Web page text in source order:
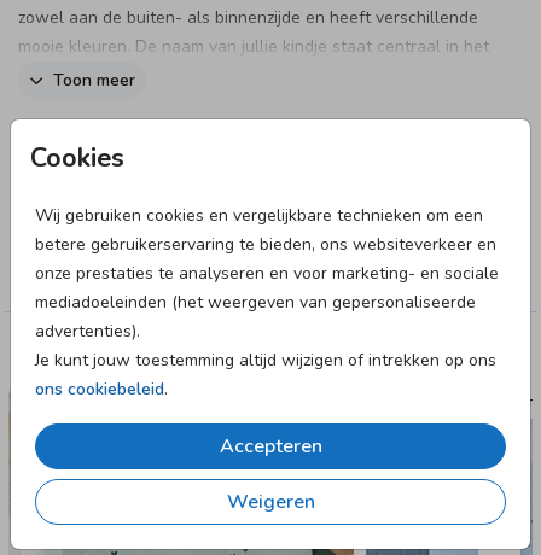
Cookies
Wij gebruiken cookies en vergelijkbare technieken om een
betere gebruikerservaring te bieden, ons websiteverkeer en
onze prestaties te analyseren en voor marketing- en sociale
mediadoeleinden (het weergeven van gepersonaliseerde
advertenties).
Je kunt jouw toestemming altijd wijzigen of intrekken op ons
ons cookiebeleid.
Accepteren
Weigeren
zowel aan de buiten- als binnenzijde en heeft verschillende
mooie kleuren. De naam van jullie kindje staat centraal in het
midden met een mooi lettertype.
Toon meer
Collectie
Jongen
Deze designs vind je misschien ook leuk